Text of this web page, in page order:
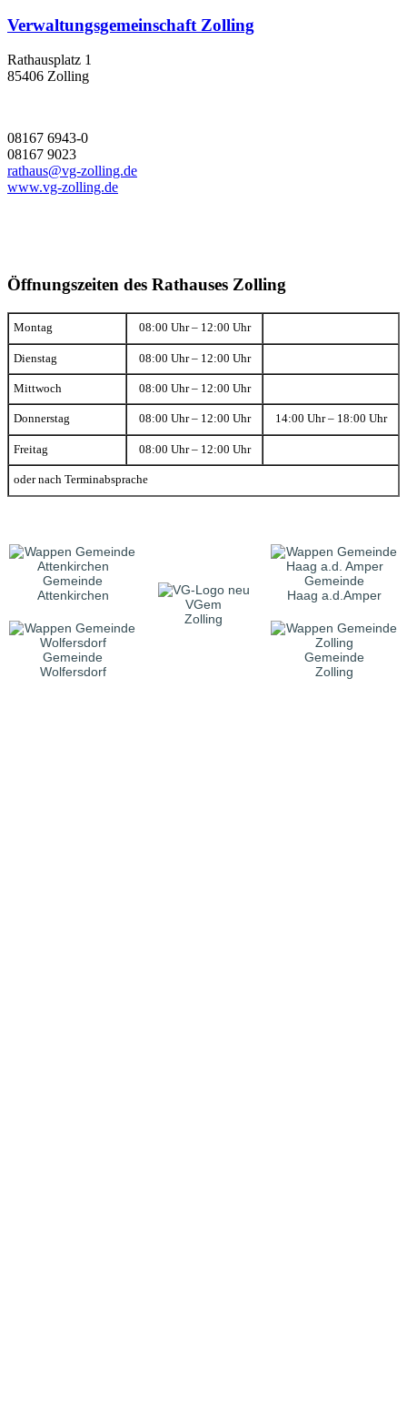
Verwaltungsgemeinschaft Zolling
Rathausplatz 1
85406 Zolling
08167 6943-0
08167 9023
rathaus@vg-zolling.de
www.vg-zolling.de
Öffnungszeiten des Rathauses Zolling
Montag 08:00 Uhr – 12:00 Uhr
Dienstag 08:00 Uhr – 12:00 Uhr
Mittwoch 08:00 Uhr – 12:00 Uhr
Donnerstag 08:00 Uhr – 12:00 Uhr 14:00 Uhr – 18:00 Uhr
Freitag 08:00 Uhr – 12:00 Uhr
oder nach Terminabsprache
Gemeinde
Attenkirchen
VGem
Zolling
Gemeinde
Haag a.d.Amper
Gemeinde
Wolfersdorf
Gemeinde
Zolling